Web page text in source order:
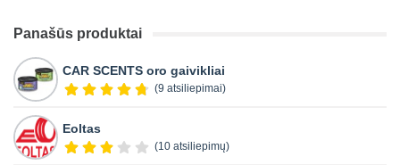
Panašūs produktai
CAR SCENTS oro gaivikliai
(9 atsiliepimai)
Eoltas
(10 atsiliepimų)